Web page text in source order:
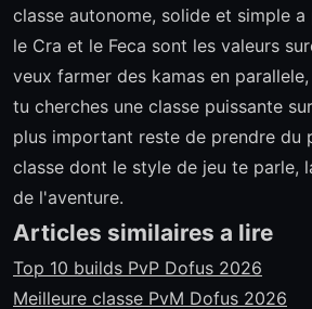
classe autonome, solide et simple a
le Cra et le Feca sont les valeurs
veux farmer des kamas en
tu cherches une classe puissante
plus important reste de prendre du
classe dont le style de jeu te parle,
de l'aventure.
Articles similaires a lire
Top 10 builds PvP Dofus 2026
Meilleure classe PvM Dofus 2026